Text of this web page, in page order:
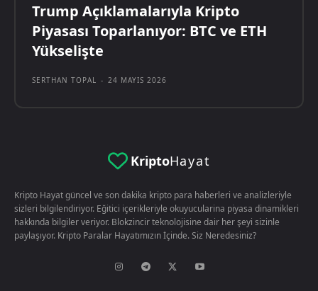
Trump Açıklamalarıyla Kripto
Piyasası Toparlanıyor: BTC ve ETH
Yükselişte
SERTHAN TOPAL - 24 MAYIS 2026
KriptoHayat
Kripto Hayat güncel ve son dakika kripto para haberleri ve analizleriyle
sizleri bilgilendiriyor. Eğitici içerikleriyle okuyucularina piyasa dinamikleri
hakkında bilgiler veriyor. Blokzincir teknolojisine dair her şeyi sizinle
paylaşıyor. Kripto Paralar Hayatımızın İçinde. Siz Neredesiniz?